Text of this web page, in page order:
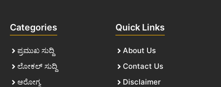
Categories
ಪ್ರಮುಖ ಸುದ್ದಿ
ಲೋಕಲ್ ಸುದ್ದಿ
ಆರೋಗ್ಯ
Quick Links
About Us
Contact Us
Disclaimer